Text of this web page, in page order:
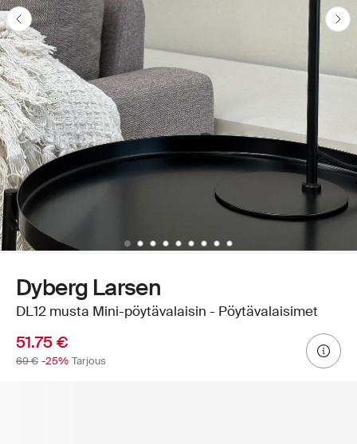
Dyberg Larsen
DL12 musta Mini-pöytävalaisin - Pöytävalaisimet
51.75 €
69 € -25% Tarjous